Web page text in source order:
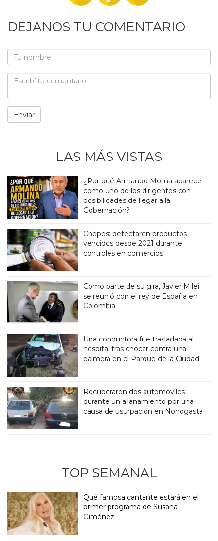
DEJANOS TU COMENTARIO
LAS MÁS VISTAS
¿Por qué Armando Molina aparece
como uno de los dirigentes con
posibilidades de llegar a la
Gobernación?
Chepes: detectaron productos
vencidos desde 2021 durante
controles en comercios
Como parte de su gira, Javier Milei
se reunió con el rey de España en
Colombia
Una conductora fue trasladada al
hospital tras chocar contra una
palmera en el Parque de la Ciudad
Recuperaron dos automóviles
durante un allanamiento por una
causa de usurpación en Nonogasta
TOP SEMANAL
Qué famosa cantante estará en el
primer programa de Susana
Giménez